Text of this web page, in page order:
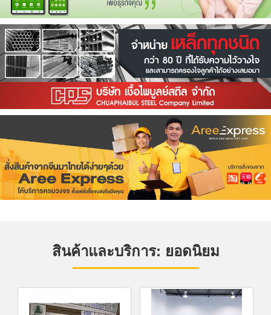
สินค้าและบริการ: ยอดนิยม